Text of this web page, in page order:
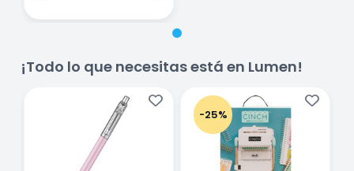
¡Todo lo que necesitas está en Lumen!
-25%